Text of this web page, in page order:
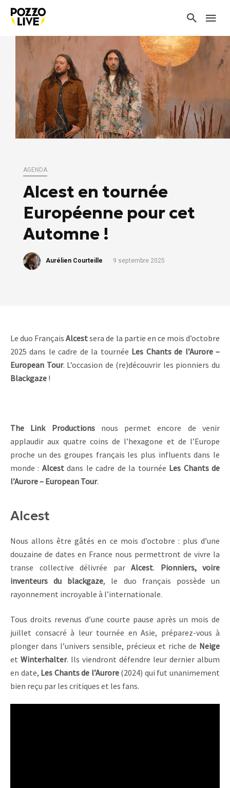
AGENDA
Alcest en tournée
Européenne pour cet
Automne !
Aurélien Courteille 9 septembre 2025
Le duo FrançaisAlcestsera de la partie en ce mois d’octobre
2025 dans le cadre de la tournée Les Chants de l’Aurore –
European Tour. L’occasion de (re)découvrir les pionniers du
Blackgaze !
The Link Productionsnous permet encore de venir
applaudir aux quatre coins de l’hexagone et de l’Europe
proche un des groupes français les plus influents dans le
monde : Alcestdans le cadre de la tournée Les Chants de
l’Aurore – European Tour.
Alcest
Nous allons être gâtés en ce mois d’octobre : plus d’une
douzaine de dates en France nous permettront de vivre la
transe collective délivrée par Alcest. Pionniers, voire
inventeurs du blackgaze, le duo français possède un
rayonnement incroyable à l’internationale.
Tous droits revenus d’une courte pause après un mois de
juillet consacré à leur tournée en Asie, préparez-vous à
plonger dans l’univers sensible, précieux et riche de Neige
et Winterhalter. Ils viendront défendre leur dernier album
en date, Les Chants de l’Aurore(2024) qui fut unanimement
bien reçu par les critiques et les fans.